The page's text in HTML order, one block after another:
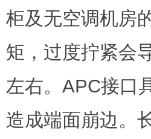
柜及无空调机房
矩，过度拧紧会
左右。APC接口
造成端面崩边。